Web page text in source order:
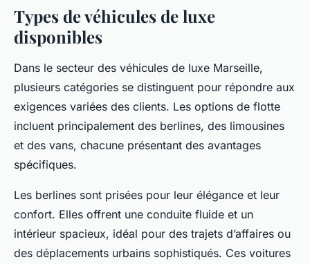
Types de véhicules de luxe
disponibles
Dans le secteur des véhicules de luxe Marseille,
plusieurs catégories se distinguent pour répondre aux
exigences variées des clients. Les options de flotte
incluent principalement des berlines, des limousines
et des vans, chacune présentant des avantages
spécifiques.
Les berlines sont prisées pour leur élégance et leur
confort. Elles offrent une conduite fluide et un
intérieur spacieux, idéal pour des trajets d’affaires ou
des déplacements urbains sophistiqués. Ces voitures